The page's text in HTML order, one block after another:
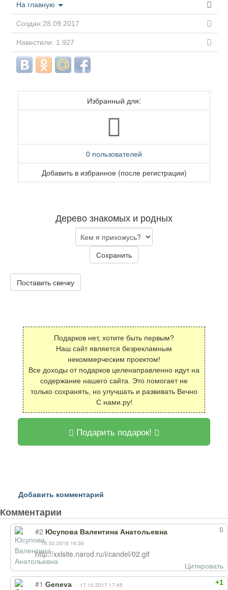
На главную
Создан:28.09.2017
Навестили: 1 927
Избранный для:
0 пользователей
Добавить в избранное (после регистрации)
Дерево знакомых и родных
Сохранить
Поставить свечку
Подарков нет, хотите быть первым?
Наш сайт является безрекламным
некоммерческим проектом!
Все доходы от подарков целенаправленно идут на
содержание нашего сайта. Это помогает не
только сохранять, но улучшать и развивать Вечно
С нами.ру!
Подарить подарок!
Добавить комментарий
Комментарии
0
#2 Юсупова Валентина Анатольевна
16.02.2018 16:36
http://xxlsite.narod.ru/i/candel/02.gif
Цитировать
+1
#1 Geneva 17.10.2017 17:45